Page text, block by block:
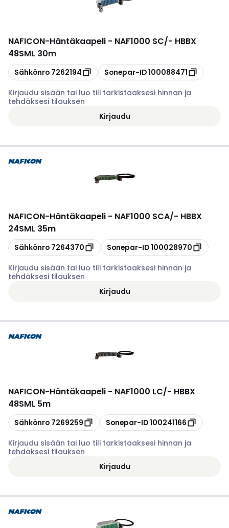
NAFICON-Häntäkaapeli - NAF1000 SC/- HBBX
48SML 30m
Kopioi
Sähkönro 7262194 Kopioi
Sonepar-ID100088471
Kirjaudu sisään tai luo tili tarkistaaksesi hinnan ja
tehdäksesi tilauksen
Kirjaudu
NAFICON-Häntäkaapeli - NAF1000 SCA/- HBBX
24SML 35m
Kopioi
Sähkönro 7264370 Kopioi
Sonepar-ID100028970
Kirjaudu sisään tai luo tili tarkistaaksesi hinnan ja
tehdäksesi tilauksen
Kirjaudu
NAFICON-Häntäkaapeli - NAF1000 LC/- HBBX
48SML 5m
Kopioi
Sähkönro 7269259 Kopioi
Sonepar-ID100241166
Kirjaudu sisään tai luo tili tarkistaaksesi hinnan ja
tehdäksesi tilauksen
Kirjaudu